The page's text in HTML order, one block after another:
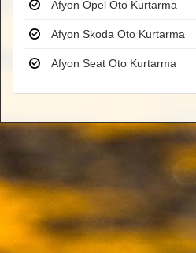
Afyon Opel Oto Kurtarma
Afyon Skoda Oto Kurtarma
Afyon Seat Oto Kurtarma